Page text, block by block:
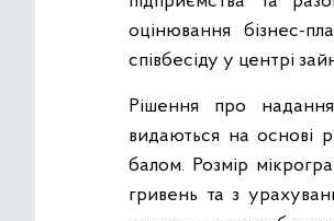
оцінювання бізнес-
співбесіду у центрі
Рішення про
видаються на основі
балом. Розмір
гривень та з